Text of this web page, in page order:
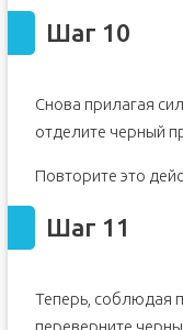
Шаг 10
Снова прилагая
отделите черный
Повторите это
Шаг 11
Теперь, соблюдая
переверните